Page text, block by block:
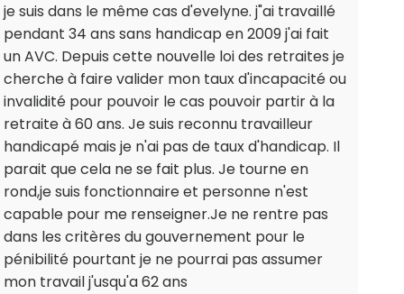
je suis dans le même cas d'evelyne. j"ai travaillé
pendant 34 ans sans handicap en 2009 j'ai fait
un AVC. Depuis cette nouvelle loi des retraites je
cherche à faire valider mon taux d'incapacité ou
invalidité pour pouvoir le cas pouvoir partir à la
retraite à 60 ans. Je suis reconnu travailleur
handicapé mais je n'ai pas de taux d'handicap. Il
parait que cela ne se fait plus. Je tourne en
rond,je suis fonctionnaire et personne n'est
capable pour me renseigner.Je ne rentre pas
dans les critères du gouvernement pour le
pénibilité pourtant je ne pourrai pas assumer
mon travail j'usqu'a 62 ans